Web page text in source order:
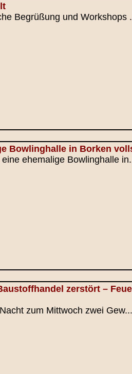
Begrüßung und Workshops
Bowlinghalle in Borken
ehemalige Bowlinghalle
zerstört –
zum Mittwoch zwei Gew...